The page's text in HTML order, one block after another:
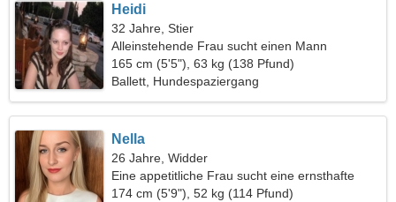
Heidi
32 Jahre, Stier
Alleinstehende Frau sucht einen Mann
165 cm (5'5"), 63 kg (138 Pfund)
Ballett, Hundespaziergang
Nella
26 Jahre, Widder
Eine appetitliche Frau sucht eine ernsthafte
Beziehung
174 cm (5'9"), 52 kg (114 Pfund)